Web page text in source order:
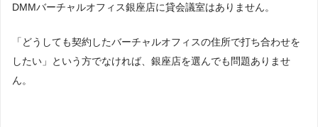
DMMバーチャルオフィス銀座店に貸会議室はありません。
「どうしても契約したバーチャルオフィスの住所で打ち合わせを
したい」という方でなければ、銀座店を選んでも問題ありませ
ん。